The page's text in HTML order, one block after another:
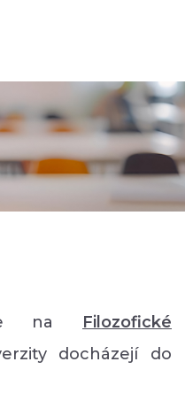
na Filozofické
docházejí do